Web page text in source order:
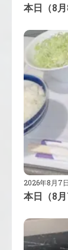
本日（8
本日（8
2026年8月7日